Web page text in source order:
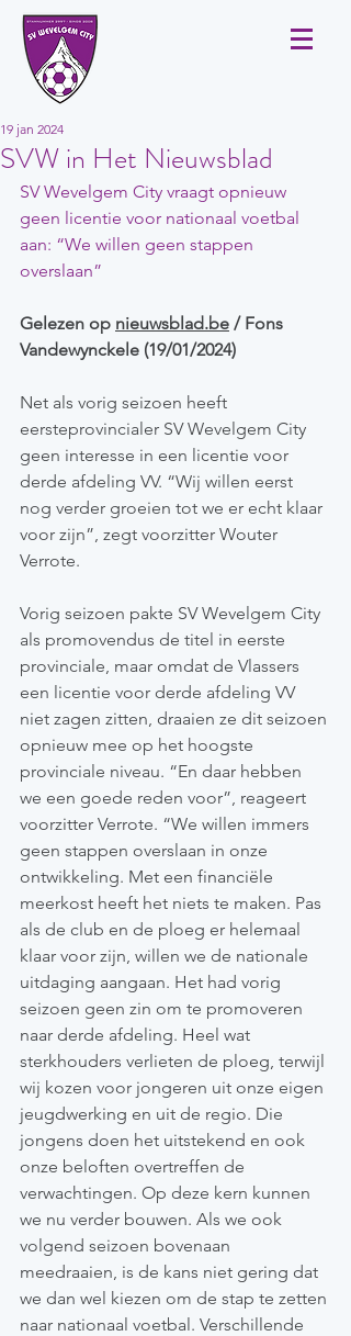
SVW in Het Nieuwsblad
19 jan 2024
SV Wevelgem City vraagt opnieuw
geen licentie voor nationaal voetbal
aan: “We willen geen stappen
overslaan”
Gelezen op nieuwsblad.be / Fons
Vandewynckele (19/01/2024)
Net als vorig seizoen heeft
eersteprovincialer SV Wevelgem City
geen interesse in een licentie voor
derde afdeling VV. “Wij willen eerst
nog verder groeien tot we er echt klaar
voor zijn”, zegt voorzitter Wouter
Verrote.
Vorig seizoen pakte SV Wevelgem City
als promovendus de titel in eerste
provinciale, maar omdat de Vlassers
een licentie voor derde afdeling VV
niet zagen zitten, draaien ze dit seizoen
opnieuw mee op het hoogste
provinciale niveau. “En daar hebben
we een goede reden voor”, reageert
voorzitter Verrote. “We willen immers
geen stappen overslaan in onze
ontwikkeling. Met een financiële
meerkost heeft het niets te maken. Pas
als de club en de ploeg er helemaal
klaar voor zijn, willen we de nationale
uitdaging aangaan. Het had vorig
seizoen geen zin om te promoveren
naar derde afdeling. Heel wat
sterkhouders verlieten de ploeg, terwijl
wij kozen voor jongeren uit onze eigen
jeugdwerking en uit de regio. Die
jongens doen het uitstekend en ook
onze beloften overtreffen de
verwachtingen. Op deze kern kunnen
we nu verder bouwen. Als we ook
volgend seizoen bovenaan
meedraaien, is de kans niet gering dat
we dan wel kiezen om de stap te zetten
naar nationaal voetbal. Verschillende